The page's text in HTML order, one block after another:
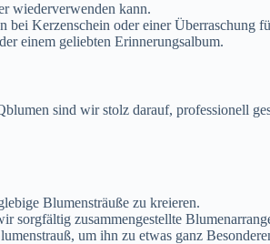
wiederverwenden kann.
bei Kerzenschein oder einer Überraschung
einem geliebten Erinnerungsalbum.
sind wir stolz darauf, professionell
Blumensträuße zu kreieren.
sorgfältig zusammengestellte
um ihn zu etwas ganz